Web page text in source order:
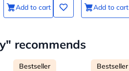
Add to cart Add to cart
recommends
Bestseller Bestseller